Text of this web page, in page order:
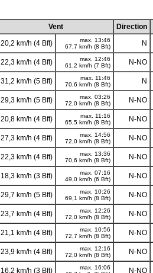
Vent Direction
20,2 km/h (4 Bft)
max. 13:46
67,7 km/h (8 Bft)
N
22,3 km/h (4 Bft)
max. 12:46
61,2 km/h (7 Bft)
N-NO
31,2 km/h (5 Bft)
max. 11:46
70,6 km/h (8 Bft)
N
29,3 km/h (5 Bft)
max. 03:26
72,0 km/h (8 Bft)
N-NO
20,8 km/h (4 Bft)
max. 11:16
65,5 km/h (8 Bft)
N-NO
27,3 km/h (4 Bft)
max. 14:56
72,0 km/h (8 Bft)
N-NO
22,3 km/h (4 Bft)
max. 13:36
70,6 km/h (8 Bft)
N-NO
18,3 km/h (3 Bft)
max. 07:16
49,0 km/h (6 Bft)
N-NO
29,7 km/h (5 Bft)
max. 10:26
69,1 km/h (8 Bft)
N-NO
23,7 km/h (4 Bft)
max. 12:26
72,0 km/h (8 Bft)
N-NO
21,1 km/h (4 Bft)
max. 10:56
72,7 km/h (8 Bft)
N-NO
23,9 km/h (4 Bft)
max. 12:16
72,0 km/h (8 Bft)
N-NO
16,2 km/h (3 Bft)
max. 16:06
N-NO